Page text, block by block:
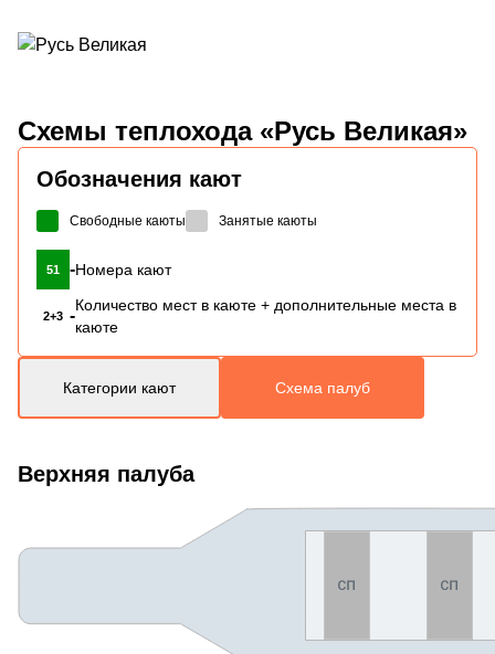
Схемы теплохода «Русь Великая»
Обозначения кают
Свободные каюты Занятые каюты
51 -Номера кают
2+3 -
Количество мест в каюте + дополнительные места в
каюте
Категории кают Схема палуб
Верхняя палуба